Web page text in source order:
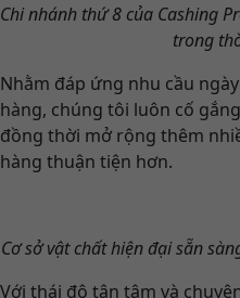
Chi nhánh thứ 8 của Cashing
trong
Nhằm đáp ứng nhu cầu
hàng, chúng tôi luôn cố
đồng thời mở rộng thêm
hàng thuận tiện hơn.
Cơ sở vật chất hiện đại sẵn
Với thái độ tận tâm và